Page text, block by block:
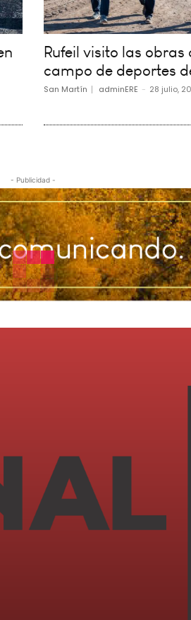
Rufeil visito las obras
campo de deportes
San Martín adminERE - 28 julio,
- Publicidad -